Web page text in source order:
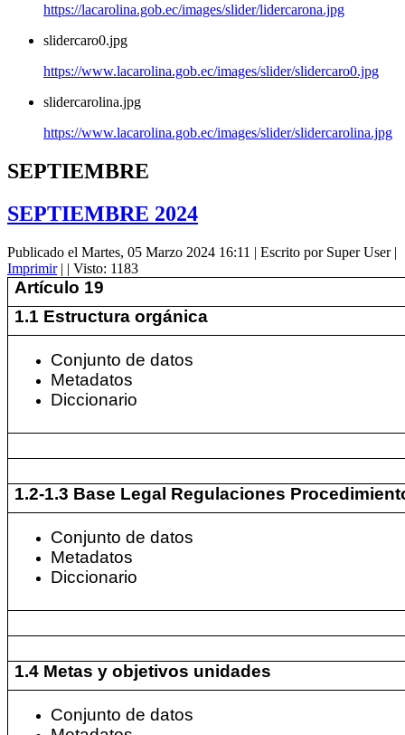
https://lacarolina.gob.ec/images/slider/lidercarona.jpg
slidercaro0.jpg
https://www.lacarolina.gob.ec/images/slider/slidercaro0.jpg
slidercarolina.jpg
https://www.lacarolina.gob.ec/images/slider/slidercarolina.jpg
SEPTIEMBRE
SEPTIEMBRE 2024
Publicado el Martes, 05 Marzo 2024 16:11 | Escrito por Super User|
Imprimir| | Visto: 1183
Artículo 19
1.1 Estructura orgánica
Conjunto de datos
Metadatos
Diccionario
1.2-1.3 Base Legal Regulaciones
Conjunto de datos
Metadatos
Diccionario
1.4 Metas y objetivos unidades
Conjunto de datos